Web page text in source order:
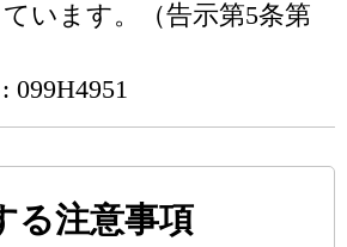
います。（告示第5条第
る注意事項